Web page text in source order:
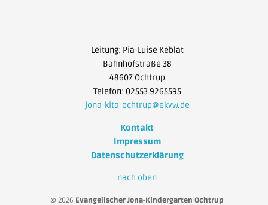
Leitung: Pia-Luise Keblat
Bahnhofstraße 38
48607 Ochtrup
Telefon: 02553 9265595
jona-kita-ochtrup@ekvw.de
Kontakt
Impressum
Datenschutzerklärung
nach oben
© 2026 Evangelischer Jona-Kindergarten Ochtrup